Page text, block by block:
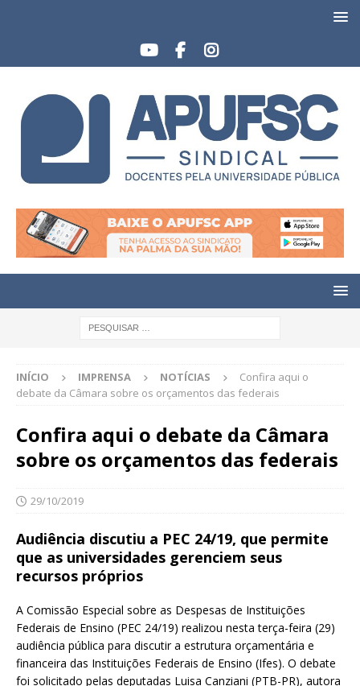
INÍCIO IMPRENSA NOTÍCIAS
Confira aqui o
debate da Câmara sobre os orçamentos das federais
Confira aqui o debate da Câmara
sobre os orçamentos das federais
29/10/2019
Audiência discutiu a PEC 24/19, que permite
que as universidades gerenciem seus
recursos próprios
A Comissão Especial sobre as Despesas de Instituições
Federais de Ensino (PEC 24/19) realizou nesta terça-feira (29)
audiência pública para discutir a estrutura orçamentária e
financeira das Instituições Federais de Ensino (Ifes). O debate
foi solicitado pelas deputadas Luisa Canziani (PTB-PR), autora